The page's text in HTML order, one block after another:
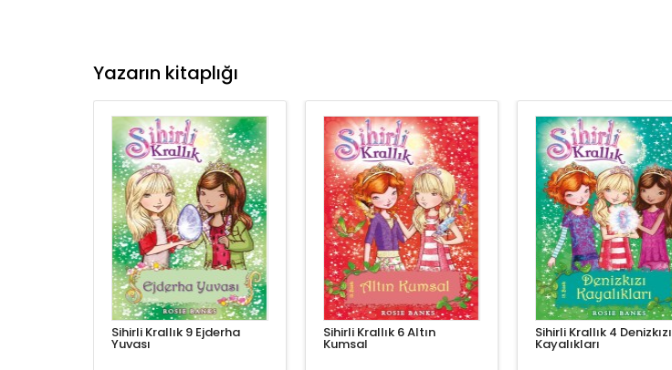
Yazarın kitaplığı
Sihirli Krallık 9 Ejderha
Yuvası
Sihirli Krallık 6 Altın
Kumsal
Sihirli Krallık 4 Denizkızı
Kayalıkları